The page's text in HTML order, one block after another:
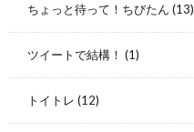
ちょっと待って！ちびたん (13)
ツイートで結構！ (1)
トイトレ (12)